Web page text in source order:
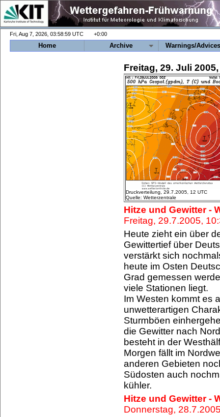
+0:00
Home Archive Warnings/
Freitag, 29. Juli
Druckverteilung, 29.7.2005, 12 UTC
Quelle: Wetterzentrale
Hitze und Gewitter -
Freitag, 29.7.2005,
Heute zieht ein über
Gewittertief über
verstärkt sich
heute im Osten
Grad gemessen
viele Stationen liegt.
Im Westen kommt es
unwetterartigen
Sturmböen
die Gewitter nach
besteht in der
Morgen fällt im
anderen Gebieten
Südosten auch
kühler.
Hitze und Gewitter -
Donnerstag,